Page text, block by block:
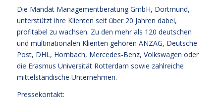
Die Mandat Managementberatung GmbH, Dortmund,
unterstützt ihre Klienten seit über 20 Jahren dabei,
profitabel zu wachsen. Zu den mehr als 120 deutschen
und multinationalen Klienten gehören ANZAG, Deutsche
Post, DHL, Hornbach, Mercedes-Benz, Volkswagen oder
die Erasmus Universität Rotterdam sowie zahlreiche
mittelständische Unternehmen.
Pressekontakt: